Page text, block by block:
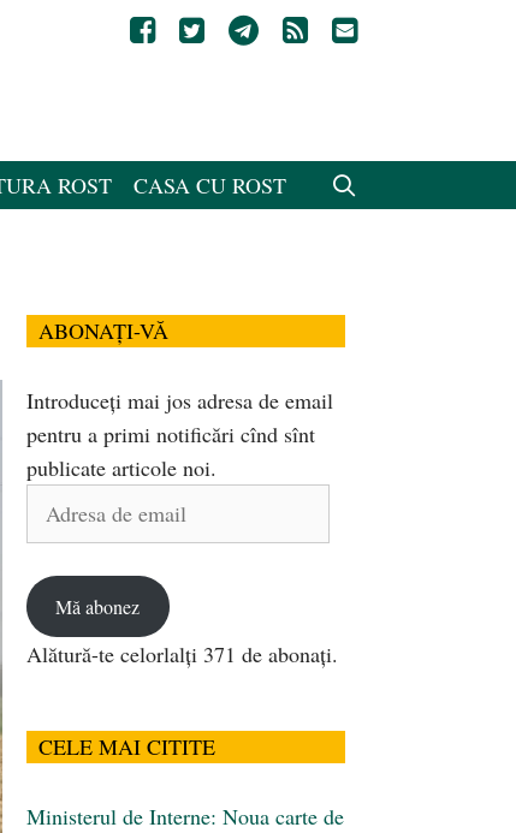
ROST CASA CU ROST
ABONAȚI-VĂ
Introduceți mai jos adresa de email
pentru a primi notificări cînd sînt
publicate articole noi.
Adresa
Mă abonez
Alătură-te celorlalți 371 de abonați.
CELE MAI CITITE
Ministerul de Interne: Noua carte de